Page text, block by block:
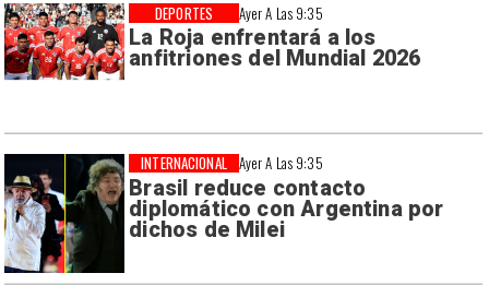
Ayer A Las 9:35
La Roja enfrentará a los
anfitriones del Mundial 2026
DEPORTES
Ayer A Las 9:35
Brasil reduce contacto
diplomático con Argentina por
dichos de Milei
INTERNACIONAL